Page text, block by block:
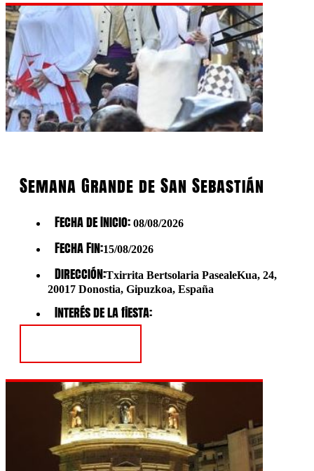
Semana Grande de San Sebastián
Fecha de Inicio: 08/08/2026
Fecha Fin:15/08/2026
Dirección:Txirrita Bertsolaria PasealeKua, 24,
20017 Donostia, Gipuzkoa, España
Interés de la fiesta: